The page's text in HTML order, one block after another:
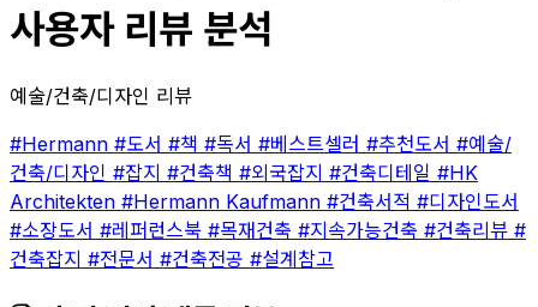
사용자 리뷰 분석
예술/건축/디자인 리뷰
#Hermann #도서 #책 #독서 #베스트셀러 #추천도서 #예술/
건축/디자인 #잡지 #건축책 #외국잡지 #건축디테일 #HK
Architekten #Hermann Kaufmann #건축서적 #디자인도서
#소장도서 #레퍼런스북 #목재건축 #지속가능건축 #건축리뷰 #
건축잡지 #전문서 #건축전공 #설계참고